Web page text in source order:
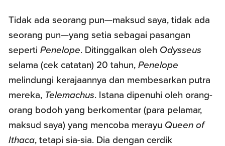
Tidak ada seorang pun—maksud saya, tidak ada
seorang pun—yang setia sebagai pasangan
sepertiPenelope. Ditinggalkan oleh Odysseus
selama (cek catatan) 20 tahun,Penelope
melindungi kerajaannya dan membesarkan putra
mereka, Telemachus. Istana dipenuhi oleh orang-
orang bodoh yang berkomentar (para pelamar,
maksud saya) yang mencoba merayu Queen of
Ithaca, tetapi sia-sia. Dia dengan cerdik